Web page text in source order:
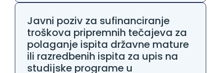
Javni poziv za sufinanciranje
troškova pripremnih tečajeva za
polaganje ispita državne mature
ili razredbenih ispita za upis na
studijske programe u